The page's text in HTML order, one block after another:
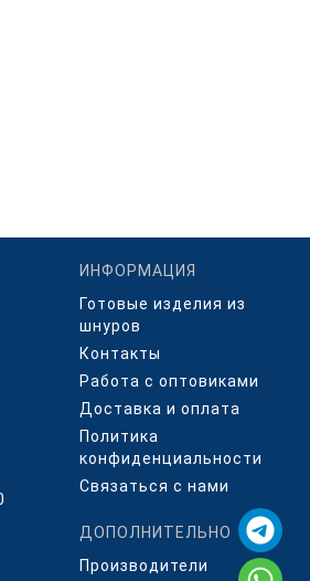
ИНФОРМАЦИЯ
Готовые изделия из
шнуров
Контакты
Работа с оптовиками
Доставка и оплата
Политика
конфиденциальности
Связаться с нами
ДОПОЛНИТЕЛЬНО
Производители